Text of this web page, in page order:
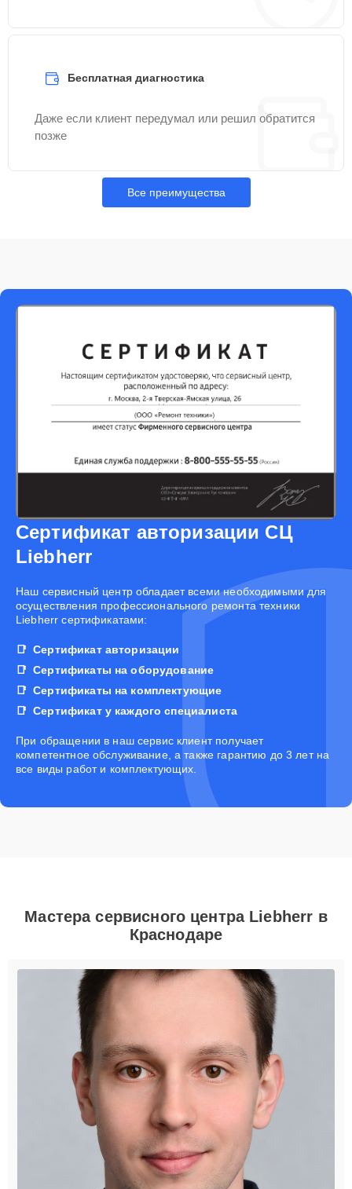
Бесплатная диагностика
Даже если клиент передумал или решил обратится
позже
Все преимущества
Сертификат авторизации СЦ
Liebherr
Наш сервисный центр обладает всеми необходимыми для
осуществления профессионального ремонта техники
Liebherr сертификатами:
Сертификат авторизации
Сертификаты на оборудование
Сертификаты на комплектующие
Сертификат у каждого специалиста
При обращении в наш сервис клиент получает
компетентное обслуживание, а также гарантию до 3 лет на
все виды работ и комплектующих.
Мастера сервисного центра Liebherr в
Краснодаре